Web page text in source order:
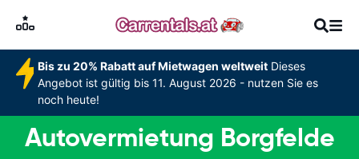
Bis zu 20% Rabatt auf Mietwagen weltweitDieses
Angebot ist gültig bis 11. August 2026 - nutzen Sie es
noch heute!
Autovermietung Borgfelde